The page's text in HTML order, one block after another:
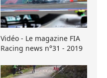
Vidéo - Le magazine FIA
Racing news n°31 - 2019